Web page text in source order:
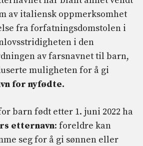
av italiensk oppmerksomhet
fra forfatningsdomstolen i
i den
av farsnavnet til barn,
muligheten for å gi
for nyfødte.
barn født etter 1. juni 2022 ha
etternavn: foreldre kan
seg for å gi sønnen eller